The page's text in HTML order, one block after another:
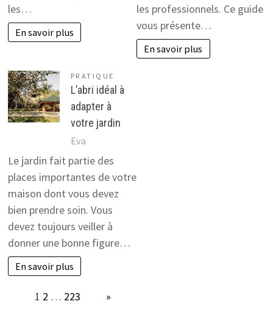
les…
En savoir plus
les professionnels. Ce guide
vous présente…
En savoir plus
PRATIQUE
L’abri idéal à
adapter à
votre jardin
Eva
Le jardin fait partie des
places importantes de votre
maison dont vous devez
bien prendre soin. Vous
devez toujours veiller à
donner une bonne figure…
En savoir plus
1 2 … 223 »